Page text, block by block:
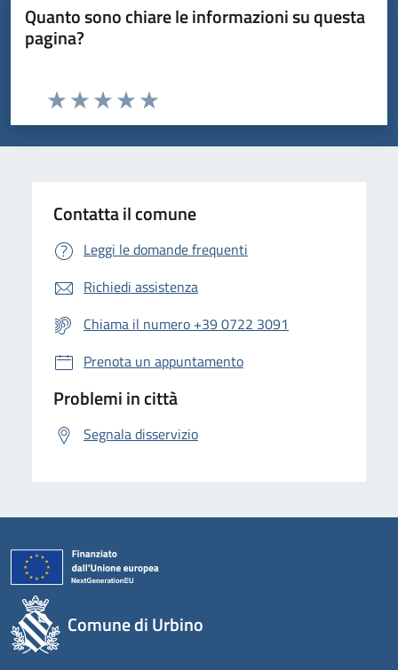
Quanto sono chiare le informazioni su questa
pagina?
Valuta da 1 a 5 stelle la pagina
Valuta 5 stelle su 5
Valuta 4 stelle su 5
Valuta 3 stelle su 5
Valuta 2 stelle su 5
Valuta 1 stelle su 5
Contatta il comune
Leggi le domande frequenti
Richiedi assistenza
Chiama il numero +39 0722 3091
Prenota un appuntamento
Problemi in città
Segnala disservizio
Comune di Urbino